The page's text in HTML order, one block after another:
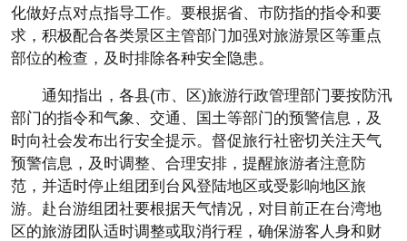
化做好点对点指导工作。要根据省、市防指的指令和要
求，积极配合各类景区主管部门加强对旅游景区等重点
部位的检查，及时排除各种安全隐患。
通知指出，各县(市、区)旅游行政管理部门要按防汛
部门的指令和气象、交通、国土等部门的预警信息，及
时向社会发布出行安全提示。督促旅行社密切关注天气
预警信息，及时调整、合理安排，提醒旅游者注意防
范，并适时停止组团到台风登陆地区或受影响地区旅
游。赴台游组团社要根据天气情况，对目前正在台湾地
区的旅游团队适时调整或取消行程，确保游客人身和财